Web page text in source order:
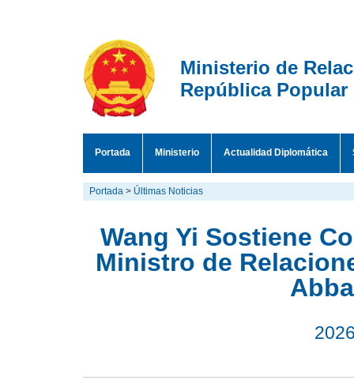
Ministerio de
República Popular
Portada Ministerio Actualidad Diplomática
Portada > Últimas Noticias
Wang Yi Sostiene
Ministro de